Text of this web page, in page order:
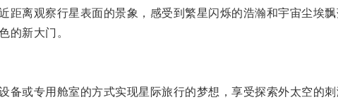
离观察行星表面的景象，感受到繁星闪烁的浩瀚和宇宙尘埃飘
新大门。
或专用舱室的方式实现星际旅行的梦想，享受探索外太空的刺